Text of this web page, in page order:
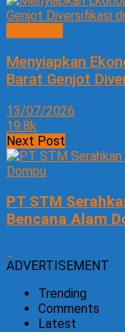
Menyiapkan
Barat Genjot
13/07/2026
19.8k
Next Post
PT STM
Bencana Alam
ADVERTISEMENT
Trending
Comments
Latest